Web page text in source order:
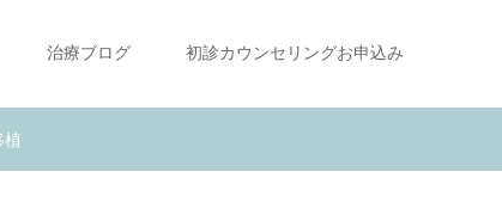
治療ブログ 初診カウンセリングお申込み
植